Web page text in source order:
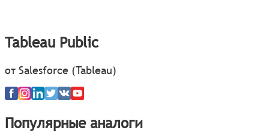
Tableau Public
от Salesforce (Tableau)
Популярные аналоги